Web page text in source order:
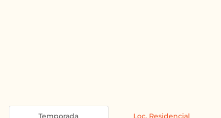
Temporada Loc. Residencial